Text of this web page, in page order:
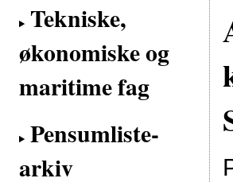
Tekniske,
økonomiske og
maritime fag
Pensumliste-
arkiv